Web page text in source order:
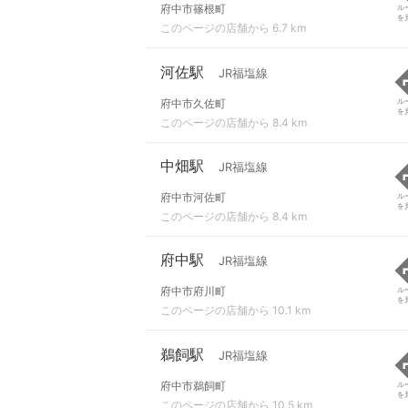
府中市篠根町
このページの店舗から 6.7 km
ル
を
河佐駅 JR福塩線
府中市久佐町
このページの店舗から 8.4 km
ル
を
中畑駅 JR福塩線
府中市河佐町
このページの店舗から 8.4 km
ル
を
府中駅 JR福塩線
府中市府川町
このページの店舗から 10.1 km
ル
を
鵜飼駅 JR福塩線
府中市鵜飼町
このページの店舗から 10.5 km
ル
を